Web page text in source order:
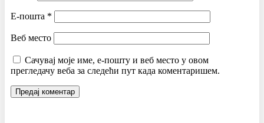
Е-пошта *
Веб место
Сачувај моје име, е-пошту и веб место у овом
прегледачу веба за следећи пут када коментаришем.